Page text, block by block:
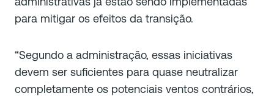
para mitigar os efeitos da transição.
“Segundo a administração, essas iniciativas
devem ser suficientes para quase neutralizar
completamente os potenciais ventos contrários,